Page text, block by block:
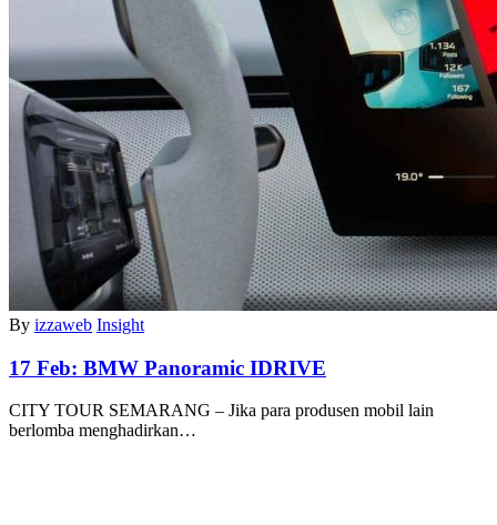
By izzaweb Insight
17 Feb: BMW Panoramic IDRIVE
CITY TOUR SEMARANG – Jika para produsen mobil lain
berlomba menghadirkan…